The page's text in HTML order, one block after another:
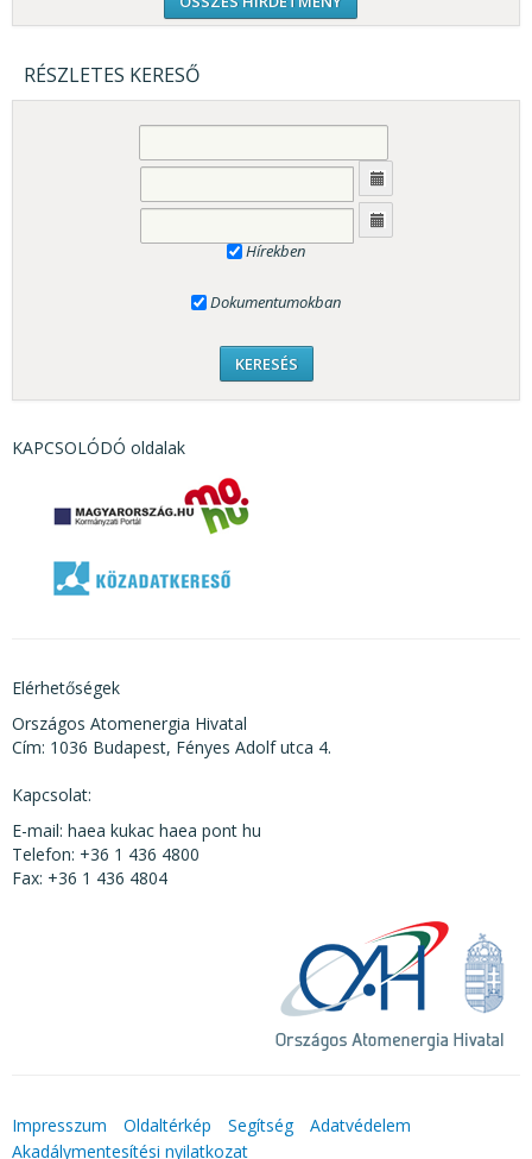
RÉSZLETES KERESŐ
Hírekben
Dokumentumokban
KAPCSOLÓDÓ oldalak
Elérhetőségek
Országos Atomenergia Hivatal
Cím: 1036 Budapest, Fényes Adolf utca 4.
Kapcsolat:
E-mail: haea kukac haea pont hu
Telefon: +36 1 436 4800
Fax: +36 1 436 4804
Impresszum Oldaltérkép Segítség
Adatvédelem
Akadálymentesítési nyilatkozat